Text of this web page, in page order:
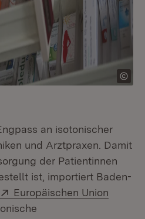
an isotonischer
und Arztpraxen. Damit
der Patientinnen
ist, importiert Baden-
Extern:
Europäischen Union